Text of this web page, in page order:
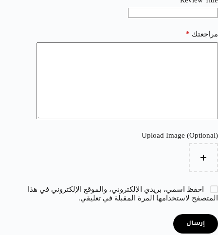
مراجعتك *
Upload Image (Optional)
احفظ اسمي، بريدي الإلكتروني، والموقع الإلكتروني في هذا
المتصفح لاستخدامها المرة المقبلة في تعليقي.
إرسال